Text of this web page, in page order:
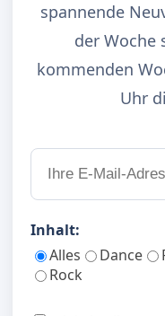
spannende
der Woche
kommenden
Uhr
Inhalt:
Alles
Dance
Rock